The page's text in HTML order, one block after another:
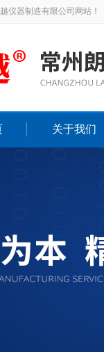
仪器制造有限公司网站！
关于我们